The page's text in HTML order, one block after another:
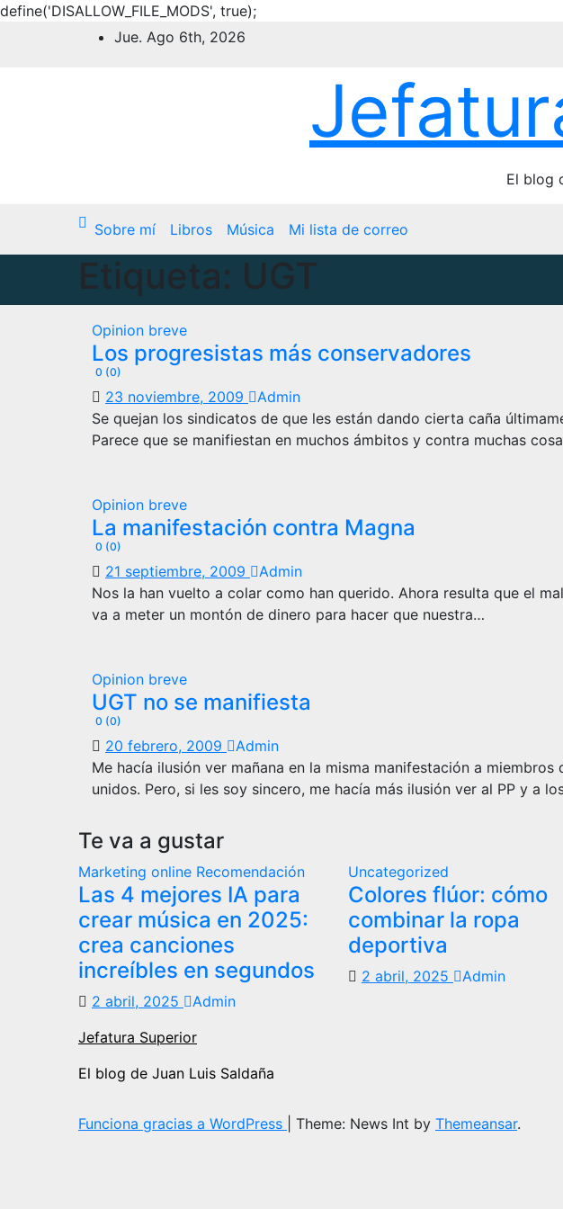
define('DISALLOW_FILE_MODS', true);
Jue. Ago 6th, 2026
El blog
Sobre mí Libros Música Mi lista de correo
Etiqueta: UGT
Opinion breve
Los progresistas más conservadores
0 (0)
23 noviembre, 2009
Admin
Se quejan los sindicatos de que les están dando cierta caña
Parece que se manifiestan en muchos ámbitos y contra muchas
Opinion breve
La manifestación contra Magna
0 (0)
21 septiembre, 2009
Admin
Nos la han vuelto a colar como han querido. Ahora resulta que el
va a meter un montón de dinero para hacer que nuestra…
Opinion breve
UGT no se manifiesta
0 (0)
20 febrero, 2009
Admin
Me hacía ilusión ver mañana en la misma manifestación a
unidos. Pero, si les soy sincero, me hacía más ilusión ver al PP y a
Te va a gustar
Marketing online Recomendación
Las 4 mejores IA para
crear música en 2025:
crea canciones
increíbles en segundos
2 abril, 2025 Admin
Uncategorized
Colores flúor: cómo
combinar la ropa
deportiva
2 abril, 2025 Admin
Jefatura Superior
El blog de Juan Luis Saldaña
Funciona gracias a WordPress Theme: News Int by Themeansar.